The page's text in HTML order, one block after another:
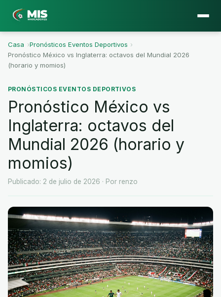
Casa ›Pronósticos Eventos Deportivos ›
Pronóstico México vs Inglaterra: octavos del Mundial 2026
(horario y momios)
PRONÓSTICOS EVENTOS DEPORTIVOS
Pronóstico México vs
Inglaterra: octavos del
Mundial 2026 (horario y
momios)
Publicado: 2 de julio de 2026 · Por renzo